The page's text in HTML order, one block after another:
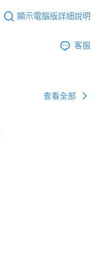
顯示電腦版詳細說明
客服
查看全部